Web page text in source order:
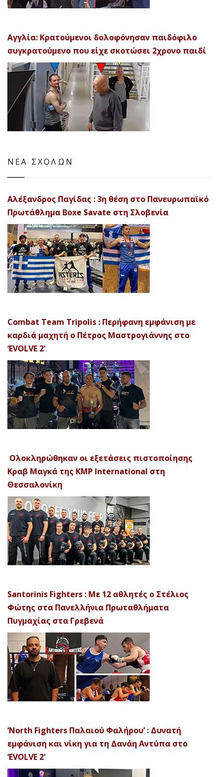
Αγγλία: Κρατούμενοι δολοφόνησαν παιδόφιλο
συγκρατούμενο που είχε σκοτώσει 2χρονο παιδί
ΝΕΑ ΣΧΟΛΩΝ
Αλέξανδρος Παγίδας : 3η θέση στο Πανευρωπαϊκό
Πρωτάθλημα Boxe Savate στη Σλοβενία
Combat Team Tripolis : Περήφανη εμφάνιση με
καρδιά μαχητή ο Πέτρος Μαστρογιάννης στο
‘EVOLVE 2’
Ολοκληρώθηκαν οι εξετάσεις πιστοποίησης
Κραβ Μαγκά της KMP International στη
Θεσσαλονίκη
Santorinis Fighters : Με 12 αθλητές ο Στέλιος
Φώτης στα Πανελλήνια Πρωταθλήματα
Πυγμαχίας στα Γρεβενά
‘North Fighters Παλαιού Φαλήρου’ : Δυνατή
εμφάνιση και νίκη για τη Δανάη Αντύπα στο
‘EVOLVE 2’